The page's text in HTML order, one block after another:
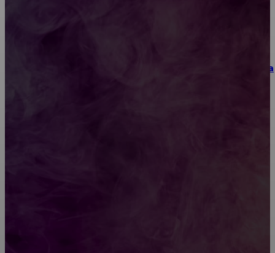
Как выбрать место для проведения корпоратива